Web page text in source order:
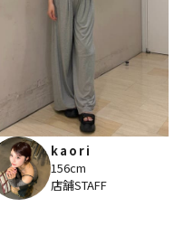
kaori
156cm
店舗STAFF